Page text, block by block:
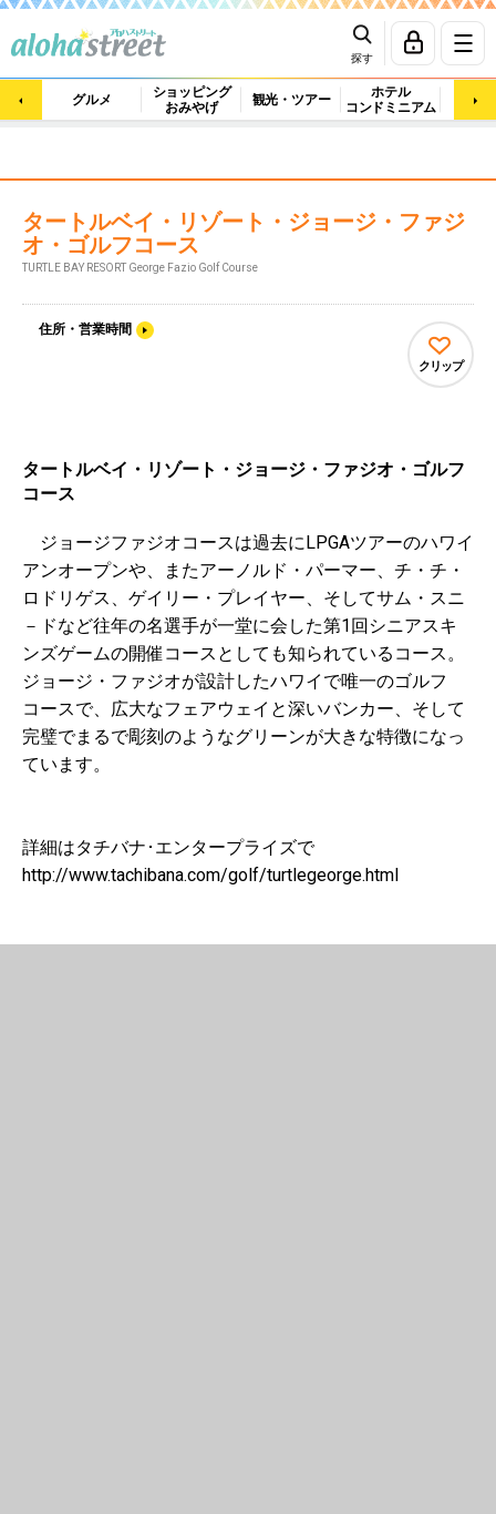
探す
グルメ
ショッピング
おみやげ
観光・ツアー
ホテル
コンドミニアム
マッ
タートルベイ・リゾート・ジョージ・ファジ
オ・ゴルフコース
TURTLE BAY RESORT George Fazio Golf Course
住所・営業時間
クリップ
タートルベイ・リゾート・ジョージ・ファジオ・ゴルフ
コース
ジョージファジオコースは過去にLPGAツアーのハワイ
アンオープンや、またアーノルド・パーマー、チ・チ・
ロドリゲス、ゲイリー・プレイヤー、そしてサム・スニ
－ドなど往年の名選手が一堂に会した第1回シニアスキ
ンズゲームの開催コースとしても知られているコース。
ジョージ・ファジオが設計したハワイで唯一のゴルフ
コースで、広大なフェアウェイと深いバンカー、そして
完璧でまるで彫刻のようなグリーンが大きな特徴になっ
ています。
詳細はタチバナ･エンタープライズで
http://www.tachibana.com/golf/turtlegeorge.html